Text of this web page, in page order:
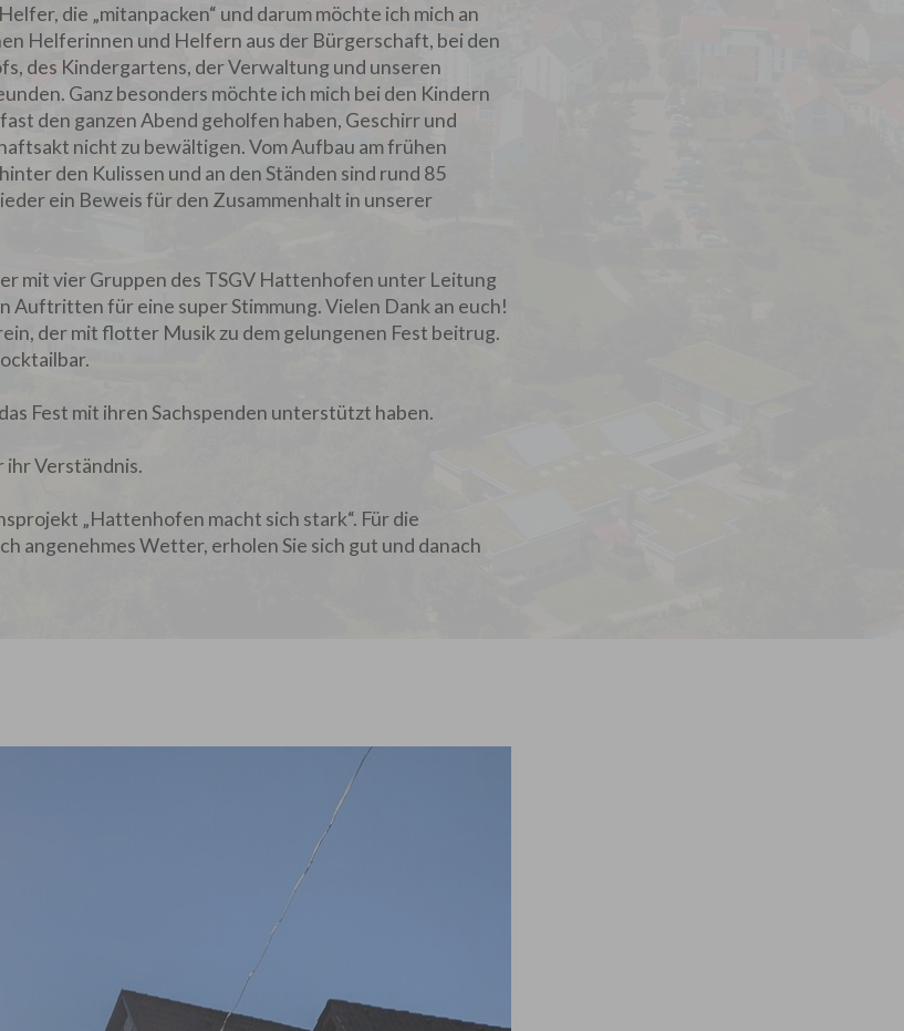
die „mitanpacken“ und darum möchte ich mich an
Helferinnen und Helfern aus der Bürgerschaft, bei den
des Kindergartens, der Verwaltung und unseren
Ganz besonders möchte ich mich bei den Kindern
den ganzen Abend geholfen haben, Geschirr und
nicht zu bewältigen. Vom Aufbau am frühen
den Kulissen und an den Ständen sind rund 85
ein Beweis für den Zusammenhalt in unserer
mit vier Gruppen des TSGV Hattenhofen unter Leitung
Auftritten für eine super Stimmung. Vielen Dank an euch!
der mit flotter Musik zu dem gelungenen Fest beitrug.
Fest mit ihren Sachspenden unterstützt haben.
ihr Verständnis.
„Hattenhofen macht sich stark“. Für die
angenehmes Wetter, erholen Sie sich gut und danach